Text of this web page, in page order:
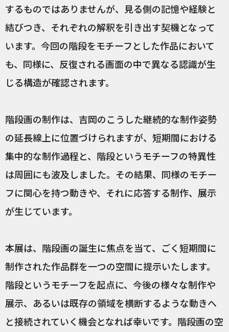
するものではありませんが、見る側の記憶や経験と
結びつき、それぞれの解釈を引き出す契機となって
います。今回の階段をモチーフとした作品において
も、同様に、反復される画面の中で異なる認識が生
じる構造が確認されます。
階段画の制作は、吉岡のこうした継続的な制作姿勢
の延長線上に位置づけられますが、短期間における
集中的な制作過程と、階段というモチーフの特異性
は周囲にも波及しました。その結果、同様のモチー
フに関心を持つ動きや、それに応答する制作、展示
が生じています。
本展は、階段画の誕生に焦点を当て、ごく短期間に
制作された作品群を一つの空間に提示いたします。
階段というモチーフを起点に、今後の様々な制作や
展示、あるいは既存の領域を横断するような動きへ
と接続されていく機会となれば幸いです。階段画の空